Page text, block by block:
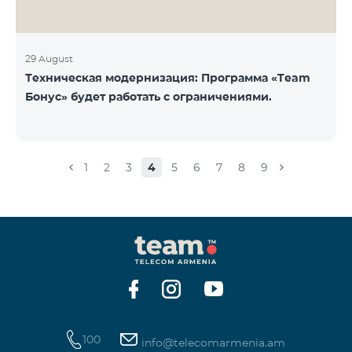
29 August
Техническая модернизация: Программа «Team
Бонус» будет работать с ограничениями.
1 2 3 4 5 6 7 8 9
100 info@telecomarmenia.am